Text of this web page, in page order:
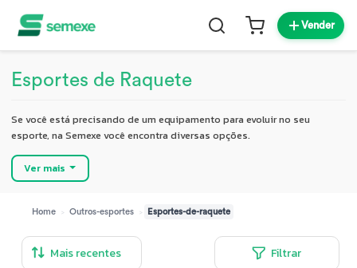
Vender
Esportes de Raquete
Se você está precisando de um equipamento para evoluir no seu
esporte, na Semexe você encontra diversas opções.
Ver mais
Home > Outros-esportes > Esportes-de-raquete
Filtrar